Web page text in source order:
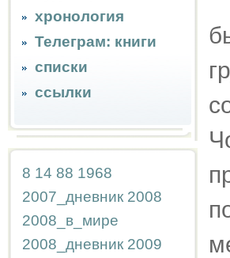
хронология
Телеграм: книги
списки
ссылки
8 14 88 1968
2007_дневник 2008
2008_в_мире
2008_дневник 2009